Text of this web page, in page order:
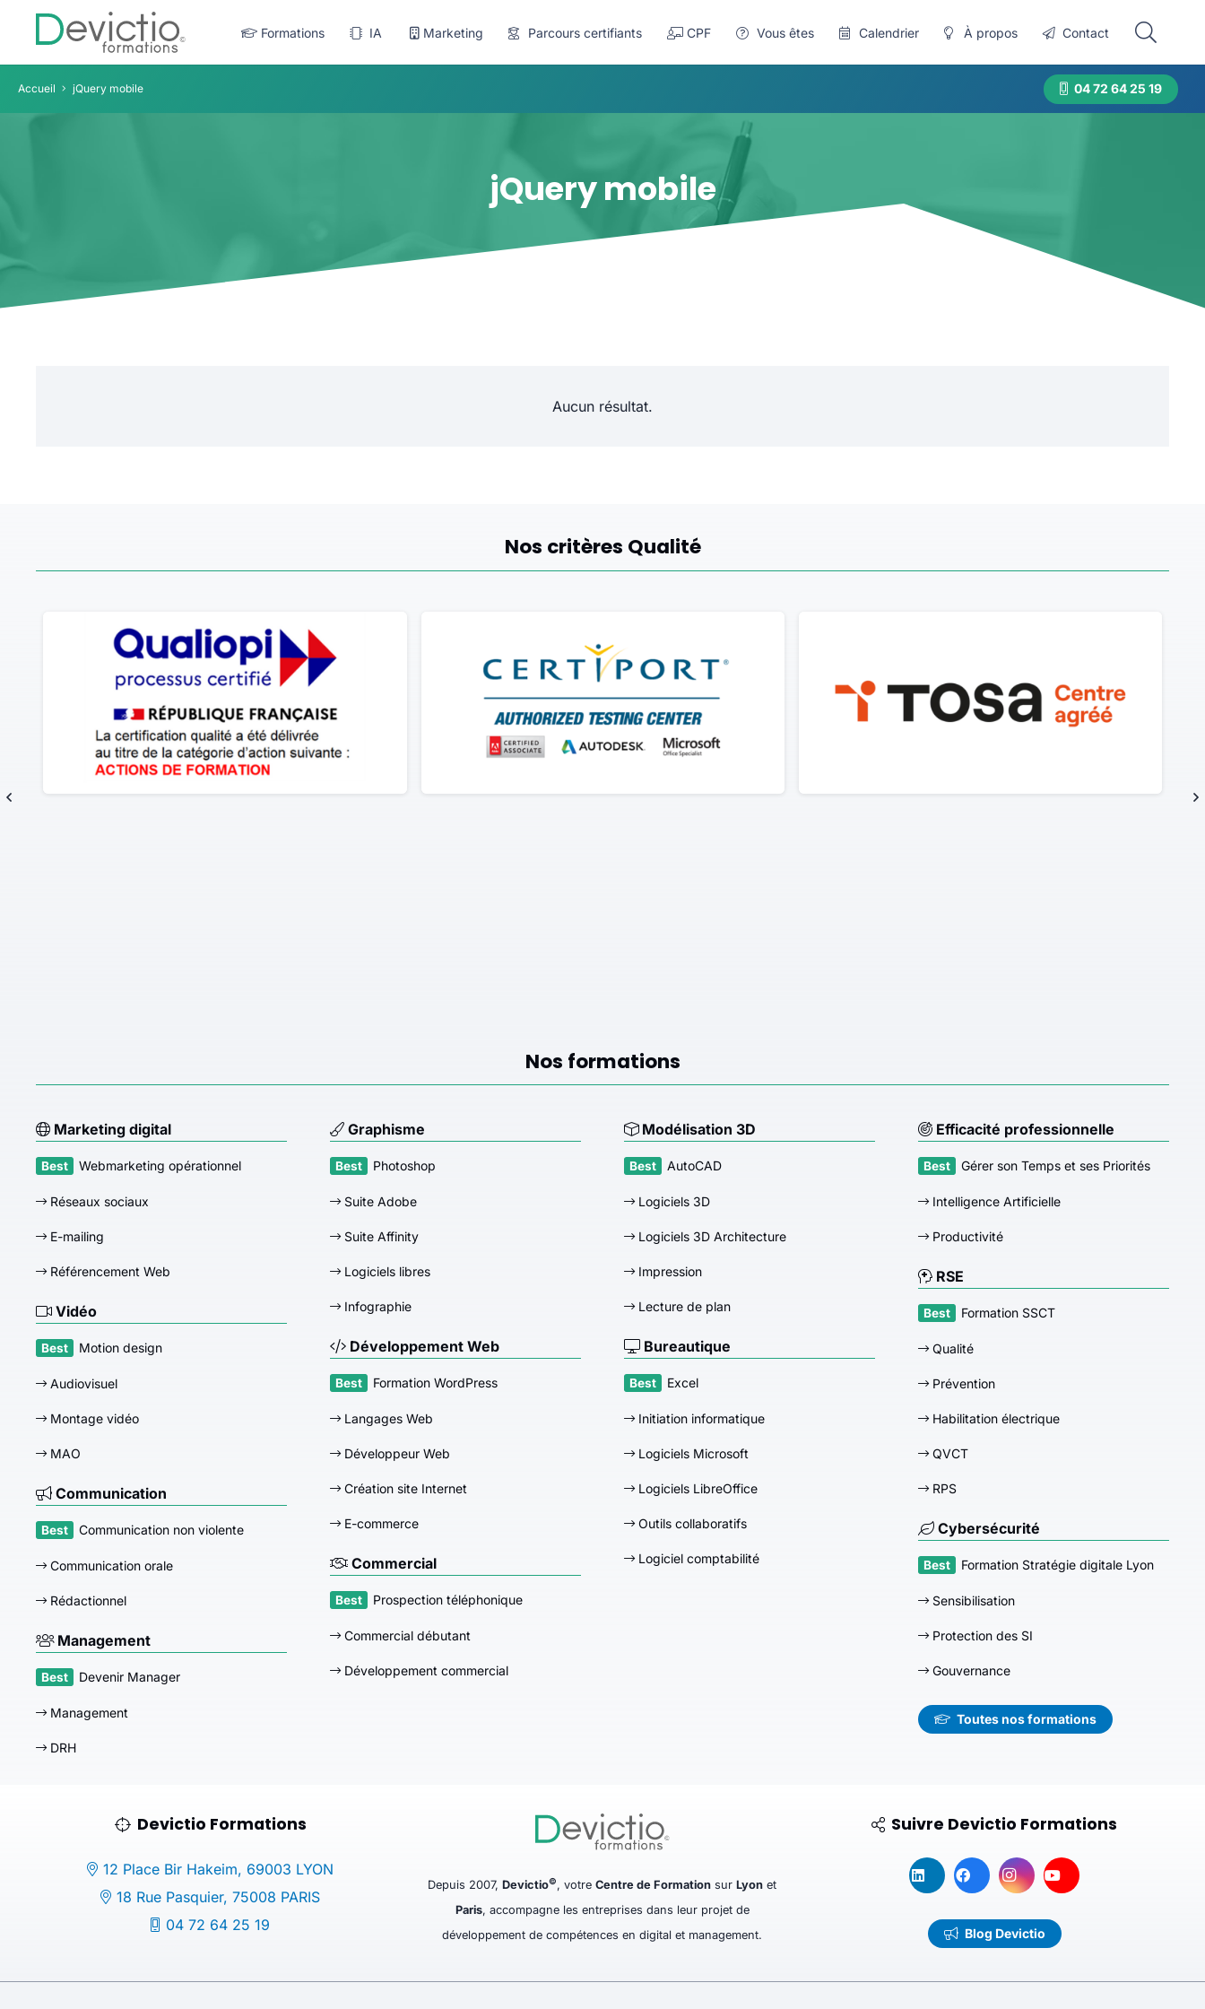
Formations IA Marketing Parcours certifiants CPF Vous êtes Calendrier À propos Contact
Accueil jQuery mobile 04 72 64 25 19
jQuery mobile
Aucun résultat.
Nos critères Qualité
Nos formations
Marketing digital
Webmarketing opérationnel
Réseaux sociaux
E-mailing
Référencement Web
Vidéo
Motion design
Audiovisuel
Montage vidéo
MAO
Communication
Communication non violente
Communication orale
Rédactionnel
Management
Devenir Manager
Management
DRH
Graphisme
Photoshop
Suite Adobe
Suite Affinity
Logiciels libres
Infographie
Développement Web
Formation WordPress
Langages Web
Développeur Web
Création site Internet
E-commerce
Commercial
Prospection téléphonique
Commercial débutant
Développement commercial
Modélisation 3D
AutoCAD
Logiciels 3D
Logiciels 3D Architecture
Impression
Lecture de plan
Bureautique
Excel
Initiation informatique
Logiciels Microsoft
Logiciels LibreOffice
Outils collaboratifs
Logiciel comptabilité
Efficacité professionnelle
Gérer son Temps et ses Priorités
Intelligence Artificielle
Productivité
RSE
Formation SSCT
Qualité
Prévention
Habilitation électrique
QVCT
RPS
Cybersécurité
Formation Stratégie digitale Lyon
Sensibilisation
Protection des SI
Gouvernance
Toutes nos formations
Devictio Formations
12 Place Bir Hakeim, 69003 LYON
18 Rue Pasquier, 75008 PARIS
04 72 64 25 19
Depuis 2007,Devictio©, votreCentre de Formation surLyon et
Paris, accompagne les entreprises dans leur projet de
développement de compétences en digital et management.
Suivre Devictio Formations
Blog Devictio